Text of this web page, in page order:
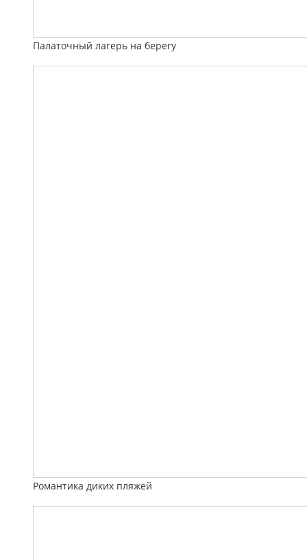
Палаточный лагерь на берегу
Романтика диких пляжей